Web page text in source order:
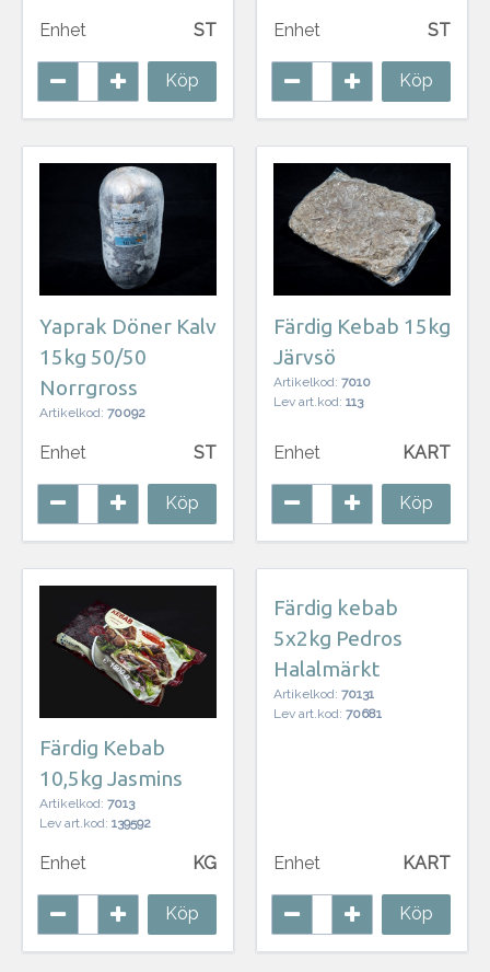
Enhet ST
Köp
Enhet ST
Köp
Yaprak Döner Kalv
15kg 50/50
Norrgross
Artikelkod: 70092
Enhet ST
Köp
Färdig Kebab 15kg
Järvsö
Artikelkod: 7010
Lev art.kod: 113
Enhet KART
Köp
Färdig Kebab
10,5kg Jasmins
Artikelkod: 7013
Lev art.kod: 139592
Enhet KG
Köp
Färdig kebab
5x2kg Pedros
Halalmärkt
Artikelkod: 70131
Lev art.kod: 70681
Enhet KART
Köp